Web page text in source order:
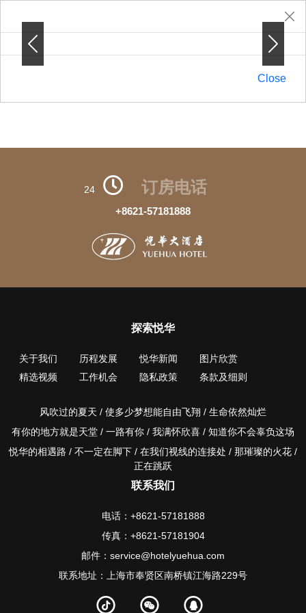
Previous Next
Previous Next
Close
24 订房电话
+8621-57181888
探索悦华
关于我们 历程发展 悦华新闻
图片欣赏
精选视频
工作机会 隐私政策 条款及细则
风吹过的夏天 / 使多少梦想能自由飞翔 / 生命依然灿烂
有你的地方就是天堂 / 一路有你 / 我满怀欣喜 / 知道你不会辜负这场
悦华的相遇路 / 不一定在脚下 / 在我们视线的连接处 / 那璀璨的火花 /
正在跳跃
联系我们
电话：+8621-57181888
传真：+8621-57181904
邮件：service@hotelyuehua.com
联系地址：上海市奉贤区南桥镇江海路229号